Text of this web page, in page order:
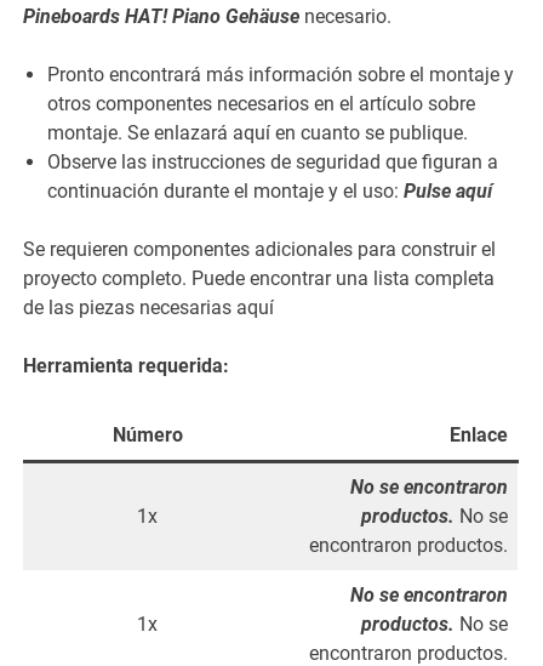
Pineboards HAT! Piano Gehäuse necesario.
Pronto encontrará más información sobre el montaje y
otros componentes necesarios en el artículo sobre
montaje. Se enlazará aquí en cuanto se publique.
Observe las instrucciones de seguridad que figuran a
continuación durante el montaje y el uso:Pulse aquí
Se requieren componentes adicionales para construir el
proyecto completo. Puede encontrar una lista completa
de las piezas necesarias aquí
Herramienta requerida:
Número Enlace
1x
No se encontraron
productos. No se
encontraron productos.
1x
No se encontraron
productos. No se
encontraron productos.